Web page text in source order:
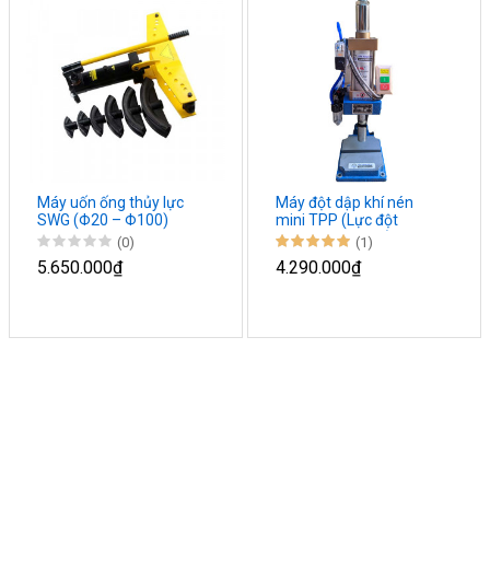
Máy uốn ống thủy lực
SWG (Φ20 – Φ100)
(0)
5.650.000₫
Máy đột dập khí nén
mini TPP (Lực đột
200kg – 1300kg)
(1)
4.290.000₫